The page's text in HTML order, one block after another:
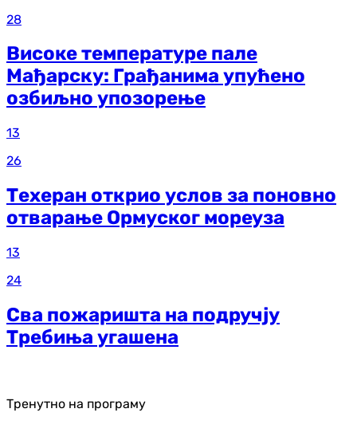
28
Високе температуре пале
Мађарску: Грађанима упућено
озбиљно упозорење
13
26
Техеран открио услов за поновно
отварање Ормуског мореуза
13
24
Сва пожаришта на подручју
Требиња угашена
Тренутно на програму